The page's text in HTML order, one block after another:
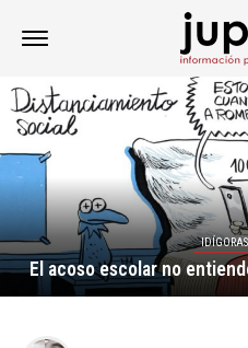
El acoso escolar no